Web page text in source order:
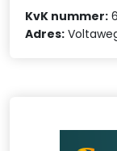
KvK nummer:
Adres: